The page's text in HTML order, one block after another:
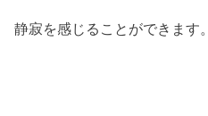
静寂を感じることができます。